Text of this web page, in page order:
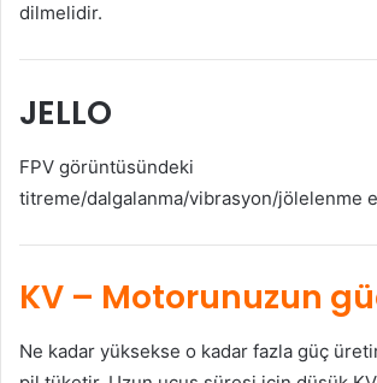
dilmelidir.
JELLO
FPV görüntüsündeki
titreme/dalgalanma/vibrasyon/jölelenme
KV – Motorunuzun
Ne kadar yüksekse o kadar fazla güç